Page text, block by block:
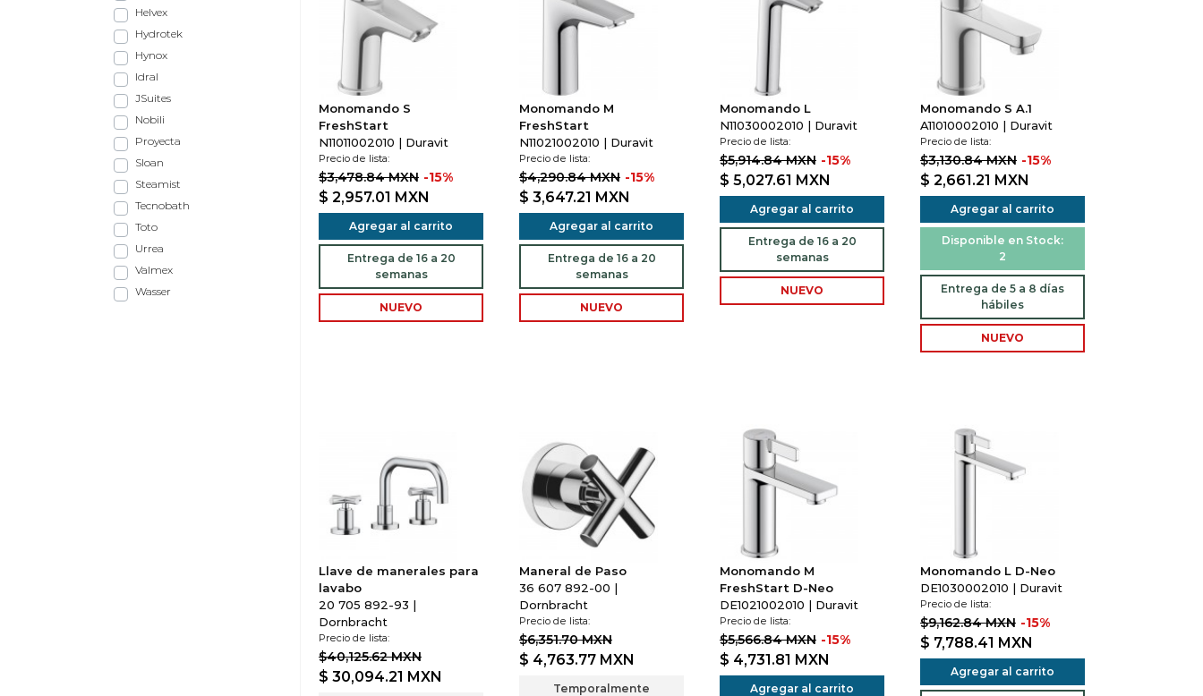
Helvex
Hydrotek
Hynox
Idral
JSuites
Nobili
Proyecta
Sloan
Steamist
Tecnobath
Toto
Urrea
Valmex
Wasser
Monomando S
FreshStart
N11011002010 | Duravit
Precio de lista:
$3,478.84 MXN -15%
$ 2,957.01 MXN
Agregar al carrito
Entrega de 16 a 20
semanas
NUEVO
Monomando M
FreshStart
N11021002010 | Duravit
Precio de lista:
$4,290.84 MXN -15%
$ 3,647.21 MXN
Agregar al carrito
Entrega de 16 a 20
semanas
NUEVO
Monomando L
N11030002010 | Duravit
Precio de lista:
$5,914.84 MXN -15%
$ 5,027.61 MXN
Agregar al carrito
Entrega de 16 a 20
semanas
NUEVO
Monomando S A.1
A11010002010 | Duravit
Precio de lista:
$3,130.84 MXN -15%
$ 2,661.21 MXN
Agregar al carrito
Disponible en Stock:
2
Entrega de 5 a 8 días
hábiles
NUEVO
Llave de manerales para
lavabo
20 705 892-93 |
Dornbracht
Precio de lista:
$40,125.62 MXN
$ 30,094.21 MXN
Maneral de Paso
36 607 892-00 |
Dornbracht
Precio de lista:
$6,351.70 MXN
$ 4,763.77 MXN
Temporalmente
Monomando M
FreshStart D-Neo
DE1021002010 | Duravit
Precio de lista:
$5,566.84 MXN -15%
$ 4,731.81 MXN
Agregar al carrito
Monomando L D-Neo
DE1030002010 | Duravit
Precio de lista:
$9,162.84 MXN -15%
$ 7,788.41 MXN
Agregar al carrito